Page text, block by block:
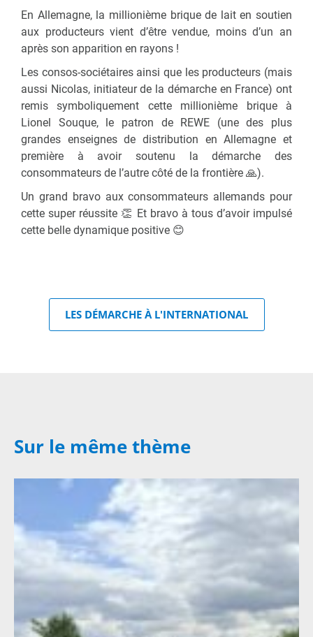
En Allemagne, la millionième brique de lait en soutien
aux producteurs vient d’être vendue, moins d’un an
après son apparition en rayons !
Les consos-sociétaires ainsi que les producteurs (mais
aussi Nicolas, initiateur de la démarche en France) ont
remis symboliquement cette millionième brique à
Lionel Souque, le patron de REWE (une des plus
grandes enseignes de distribution en Allemagne et
première à avoir soutenu la démarche des
consommateurs de l’autre côté de la frontière 🙏).
Un grand bravo aux consommateurs allemands pour
cette super réussite 👏 Et bravo à tous d’avoir impulsé
cette belle dynamique positive 😊
LES DÉMARCHE À L'INTERNATIONAL
Sur le même thème